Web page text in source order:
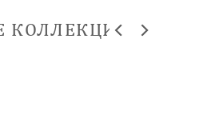
КОЛЛЕКЦИИ